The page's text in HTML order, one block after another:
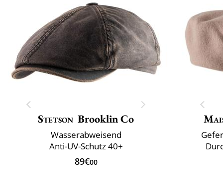
Stetson Brooklin Co
Wasserabweisend
Anti-UV-Schutz 40+
89€00